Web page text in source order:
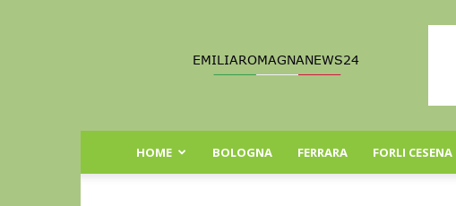
Romagna
HOME BOLOGNA FERRARA FORLI CESENA